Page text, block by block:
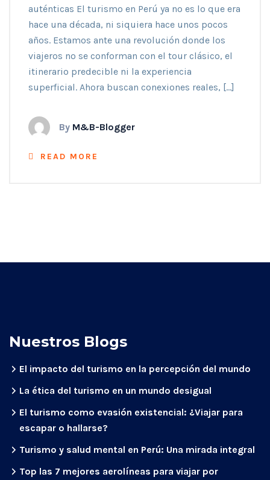
auténticas El turismo en Perú ya no es lo que era
hace una década, ni siquiera hace unos pocos
años. Estamos ante una revolución donde los
viajeros no se conforman con el tour clásico, el
itinerario predecible ni la experiencia
superficial. Ahora buscan conexiones reales, […]
By M&B-Blogger
READ MORE
Nuestros Blogs
El impacto del turismo en la percepción del mundo
La ética del turismo en un mundo desigual
El turismo como evasión existencial: ¿Viajar para
escapar o hallarse?
Turismo y salud mental en Perú: Una mirada integral
Top las 7 mejores aerolíneas para viajar por